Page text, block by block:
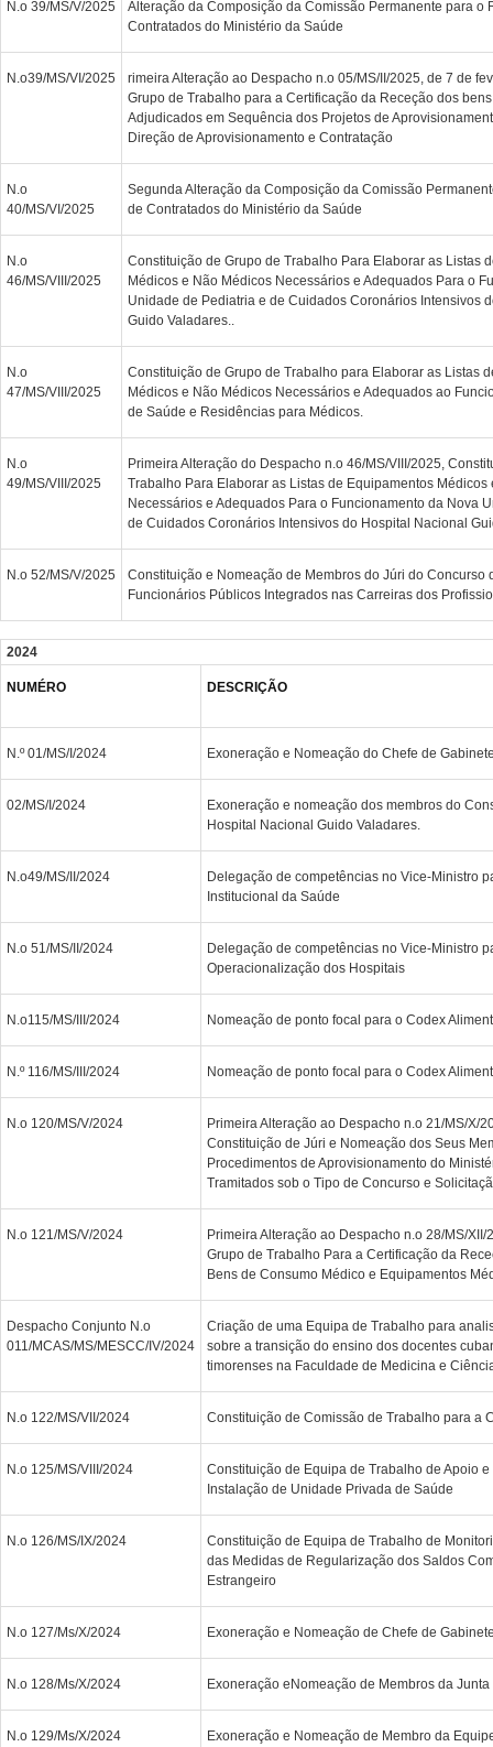
N.o 39/MS/V/2025
Alteração da Composição da Comissão Permanente para o
Contratados do Ministério da Saúde
N.o39/MS/VI/2025
rimeira Alteração ao Despacho n.o 05/MS/II/2025, de 7 de
Grupo de Trabalho para a Certificação da Receção dos
Adjudicados em Sequência dos Projetos de
Direção de Aprovisionamento e Contratação
N.o
40/MS/VI/2025
Segunda Alteração da Composição da Comissão
de Contratados do Ministério da Saúde
N.o
46/MS/VIII/2025
Constituição de Grupo de Trabalho Para Elaborar as Listas
Médicos e Não Médicos Necessários e Adequados Para o
Unidade de Pediatria e de Cuidados Coronários Intensivos
Guido Valadares..
N.o
47/MS/VIII/2025
Constituição de Grupo de Trabalho para Elaborar as Listas
Médicos e Não Médicos Necessários e Adequados ao
de Saúde e Residências para Médicos.
N.o
49/MS/VIII/2025
Primeira Alteração do Despacho n.o 46/MS/VIII/2025,
Trabalho Para Elaborar as Listas de Equipamentos Médicos
Necessários e Adequados Para o Funcionamento da Nova
de Cuidados Coronários Intensivos do Hospital Nacional
N.o 52/MS/V/2025
Constituição e Nomeação de Membros do Júri do Concurso
Funcionários Públicos Integrados nas Carreiras dos
2024
NUMÉRO DESCRIÇÃO
N.º 01/MS/I/2024 Exoneração e Nomeação do Chefe de
02/MS/I/2024
Exoneração e nomeação dos membros do
Hospital Nacional Guido Valadares.
N.o49/MS/II/2024
Delegação de competências no Vice-Ministro
Institucional da Saúde
N.o 51/MS/II/2024
Delegação de competências no Vice-Ministro
Operacionalização dos Hospitais
N.o115/MS/III/2024 Nomeação de ponto focal para o Codex
N.º 116/MS/III/2024 Nomeação de ponto focal para o Codex
N.o 120/MS/V/2024
Primeira Alteração ao Despacho n.o 21/MS/X/
Constituição de Júri e Nomeação dos Seus
Procedimentos de Aprovisionamento do
Tramitados sob o Tipo de Concurso e
N.o 121/MS/V/2024
Primeira Alteração ao Despacho n.o 28/MS/
Grupo de Trabalho Para a Certificação da
Bens de Consumo Médico e Equipamentos
Despacho Conjunto N.o
011/MCAS/MS/MESCC/IV/2024
Criação de uma Equipa de Trabalho para
sobre a transição do ensino dos docentes
timorenses na Faculdade de Medicina e
N.o 122/MS/VII/2024 Constituição de Comissão de Trabalho para a
N.o 125/MS/VIII/2024
Constituição de Equipa de Trabalho de Apoio e
Instalação de Unidade Privada de Saúde
N.o 126/MS/IX/2024
Constituição de Equipa de Trabalho de
das Medidas de Regularização dos Saldos
Estrangeiro
N.o 127/Ms/X/2024 Exoneração e Nomeação de Chefe de
N.o 128/Ms/X/2024 Exoneração eNomeação de Membros da
N.o 129/Ms/X/2024
Exoneração e Nomeação de Membro da